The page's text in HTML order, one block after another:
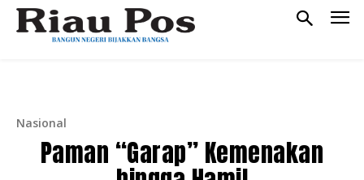
Nasional
Paman “Garap” Kemenakan